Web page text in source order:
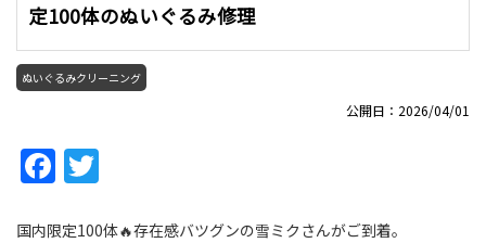
定100体のぬいぐるみ修理
ぬいぐるみクリーニング
公開日：2026/04/01
Facebook
国内限定100体🔥存在感バツグンの雪ミクさんがご到着。